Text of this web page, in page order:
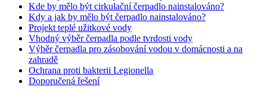
Kde by mělo být cirkulační čerpadlo nainstalováno?
Kdy a jak by mělo být čerpadlo nainstalováno?
Projekt teplé užitkové vody
Vhodný výběr čerpadla podle tvrdosti vody
Výběr čerpadla pro zásobování vodou v domácnosti a na
zahradě
Ochrana proti bakterii Legionella
Doporučená řešení